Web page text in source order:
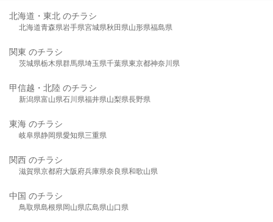
北海道・東北 のチラシ
北海道青森県岩手県宮城県秋田県山形県福島県
関東 のチラシ
茨城県栃木県群馬県埼玉県千葉県東京都神奈川県
甲信越・北陸 のチラシ
新潟県富山県石川県福井県山梨県長野県
東海 のチラシ
岐阜県静岡県愛知県三重県
関西 のチラシ
滋賀県京都府大阪府兵庫県奈良県和歌山県
中国 のチラシ
鳥取県島根県岡山県広島県山口県